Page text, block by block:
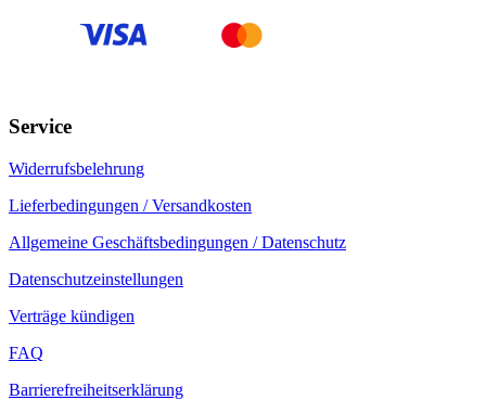
Service
Widerrufsbelehrung
Lieferbedingungen / Versandkosten
Allgemeine Geschäftsbedingungen / Datenschutz
Datenschutzeinstellungen
Verträge kündigen
FAQ
Barrierefreiheitserklärung